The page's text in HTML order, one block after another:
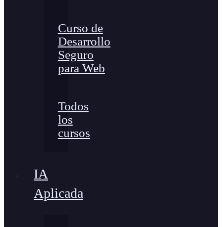
Curso de
Desarrollo
Seguro
para Web
Todos
los
cursos
IA
Aplicada